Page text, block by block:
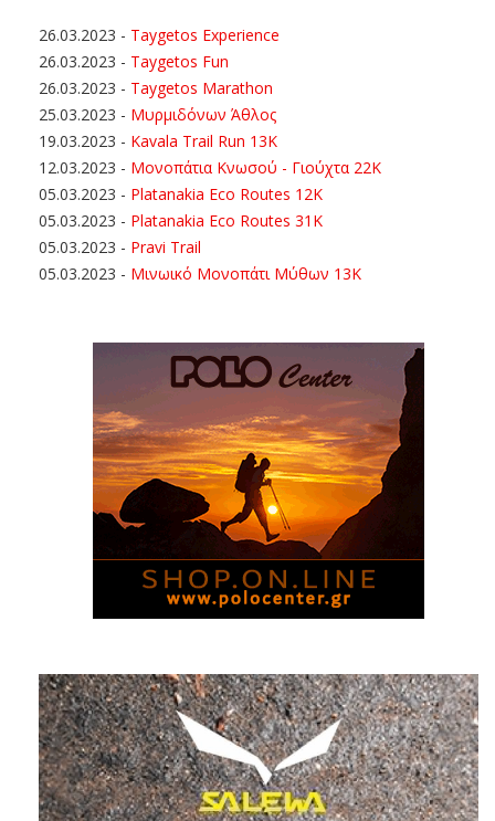
26.03.2023 - Taygetos Experience
26.03.2023 - Taygetos Fun
26.03.2023 - Taygetos Marathon
25.03.2023 - Μυρμιδόνων Άθλος
19.03.2023 - Kavala Trail Run 13K
12.03.2023 - Μονοπάτια Κνωσού - Γιούχτα 22Κ
05.03.2023 - Platanakia Eco Routes 12K
05.03.2023 - Platanakia Eco Routes 31K
05.03.2023 - Pravi Trail
05.03.2023 - Μινωικό Μονοπάτι Μύθων 13Κ